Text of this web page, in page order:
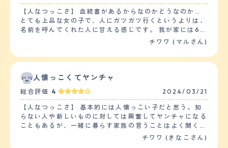
【人なつっこさ】 血統書があるからなのかどうなのか…
とても上品な女の子で、人にガツガツ行くというよりは、
名前を呼んでくれた人に甘える感じです。 我が家には6頭
の犬種もさまざまな犬がいるのですが、チワワはその中で
きさなのですが、その子とたくさん遊びたいらしく、付い
もらっています。 他の4頭とは近すぎず遠すぎずの関係を
保っていて、一緒に遊ぶことはあまりありません。 チワ
ワという犬種ならではなのか、たまに構ってアピールをし
てくると「あざといね?」と言われながら可愛がられてい
ます。 【落ち着き】 他の子たちが「ご飯?」と騒いでる
時も、何かに吠えてる時も、関係ないわー! という感じで
離れた場所にいますが、自分の名前を呼ばれた時だけは、
しっぽをブンブン振りながら走ってきて、呼んだ人の前で
チワワ (マルさん)
人懐っこくてヤンチャ
総合評価 4 2024/03/21
【人なつっこさ】 基本的には人懐っこい子だと思う。知
らない人や新しいものに対しては興奮してヤンチャになる
こともあるが、一緒に暮らす家族の言うことはよく聞く
し、何度か会ったことのある人にはすり寄って行くような
ところもある。何かあったことを察すると静かに側で見守
チワワ (きなこさん)